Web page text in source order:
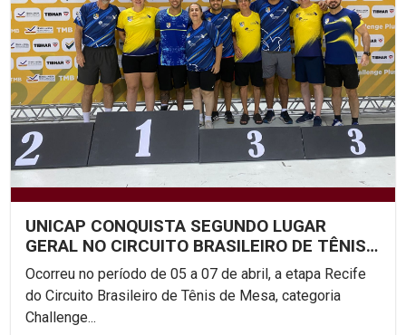
UNICAP CONQUISTA SEGUNDO LUGAR
GERAL NO CIRCUITO BRASILEIRO DE TÊNIS
DE MESA
Ocorreu no período de 05 a 07 de abril, a etapa Recife
do Circuito Brasileiro de Tênis de Mesa, categoria
Challenge...